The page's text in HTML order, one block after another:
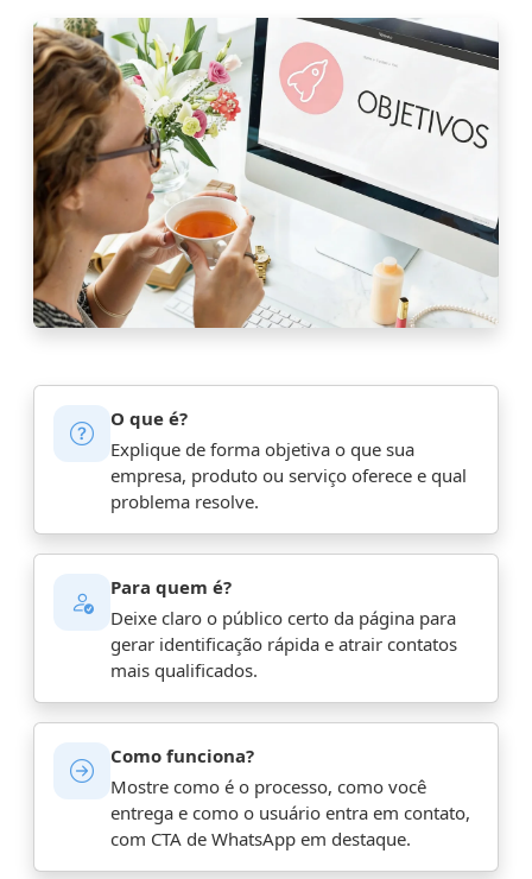
O que é?
Explique de forma objetiva o que sua
empresa, produto ou serviço oferece e qual
problema resolve.
Para quem é?
Deixe claro o público certo da página para
gerar identificação rápida e atrair contatos
mais qualificados.
Como funciona?
Mostre como é o processo, como você
entrega e como o usuário entra em contato,
com CTA de WhatsApp em destaque.